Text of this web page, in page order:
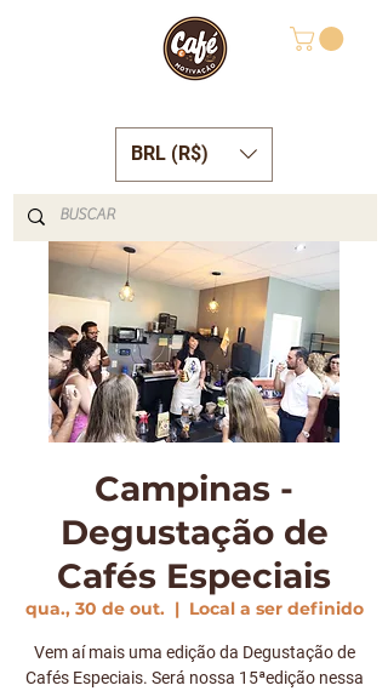
BRL (R$)
Campinas -
Degustação de
Cafés Especiais
qua., 30 de out.
  |
Local a ser definido
Vem aí mais uma edição da Degustação de
Cafés Especiais. Será nossa 15ªedição nessa